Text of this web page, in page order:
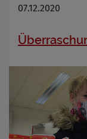
07.12.2020